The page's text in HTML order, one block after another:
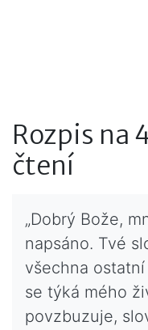
Rozpis na
čtení
„Dobrý Bože,
napsáno. Tvé
všechna
se týká mého
povzbuzuje,